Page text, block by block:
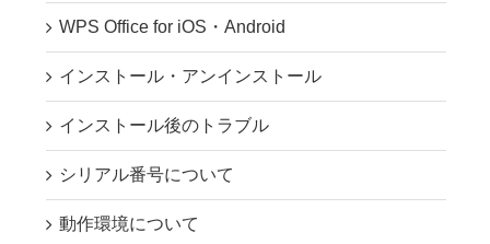
WPS Office for iOS・Android
インストール・アンインストール
インストール後のトラブル
シリアル番号について
動作環境について